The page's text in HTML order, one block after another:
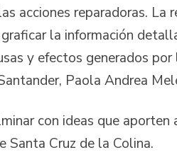
acciones reparadoras. La
la información
y efectos generados
Paola Andrea
con ideas que aporten
Santa Cruz de la Colina.